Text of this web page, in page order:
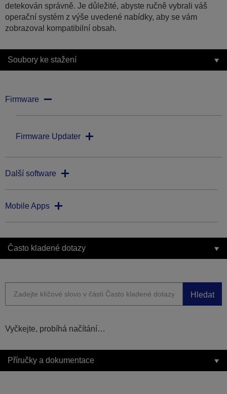
detekován správně. Je důležité, abyste ručně vybrali váš
operační systém z výše uvedené nabídky, aby se vám
zobrazoval kompatibilní obsah.
Soubory ke stažení
Firmware
Firmware Updater
Další software
Mobile Apps
Často kladené dotazy
Hledat
Vyčkejte, probíhá načítání…
Příručky a dokumentace